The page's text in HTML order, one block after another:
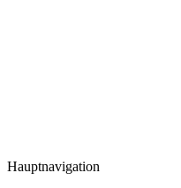
Hauptnavigation